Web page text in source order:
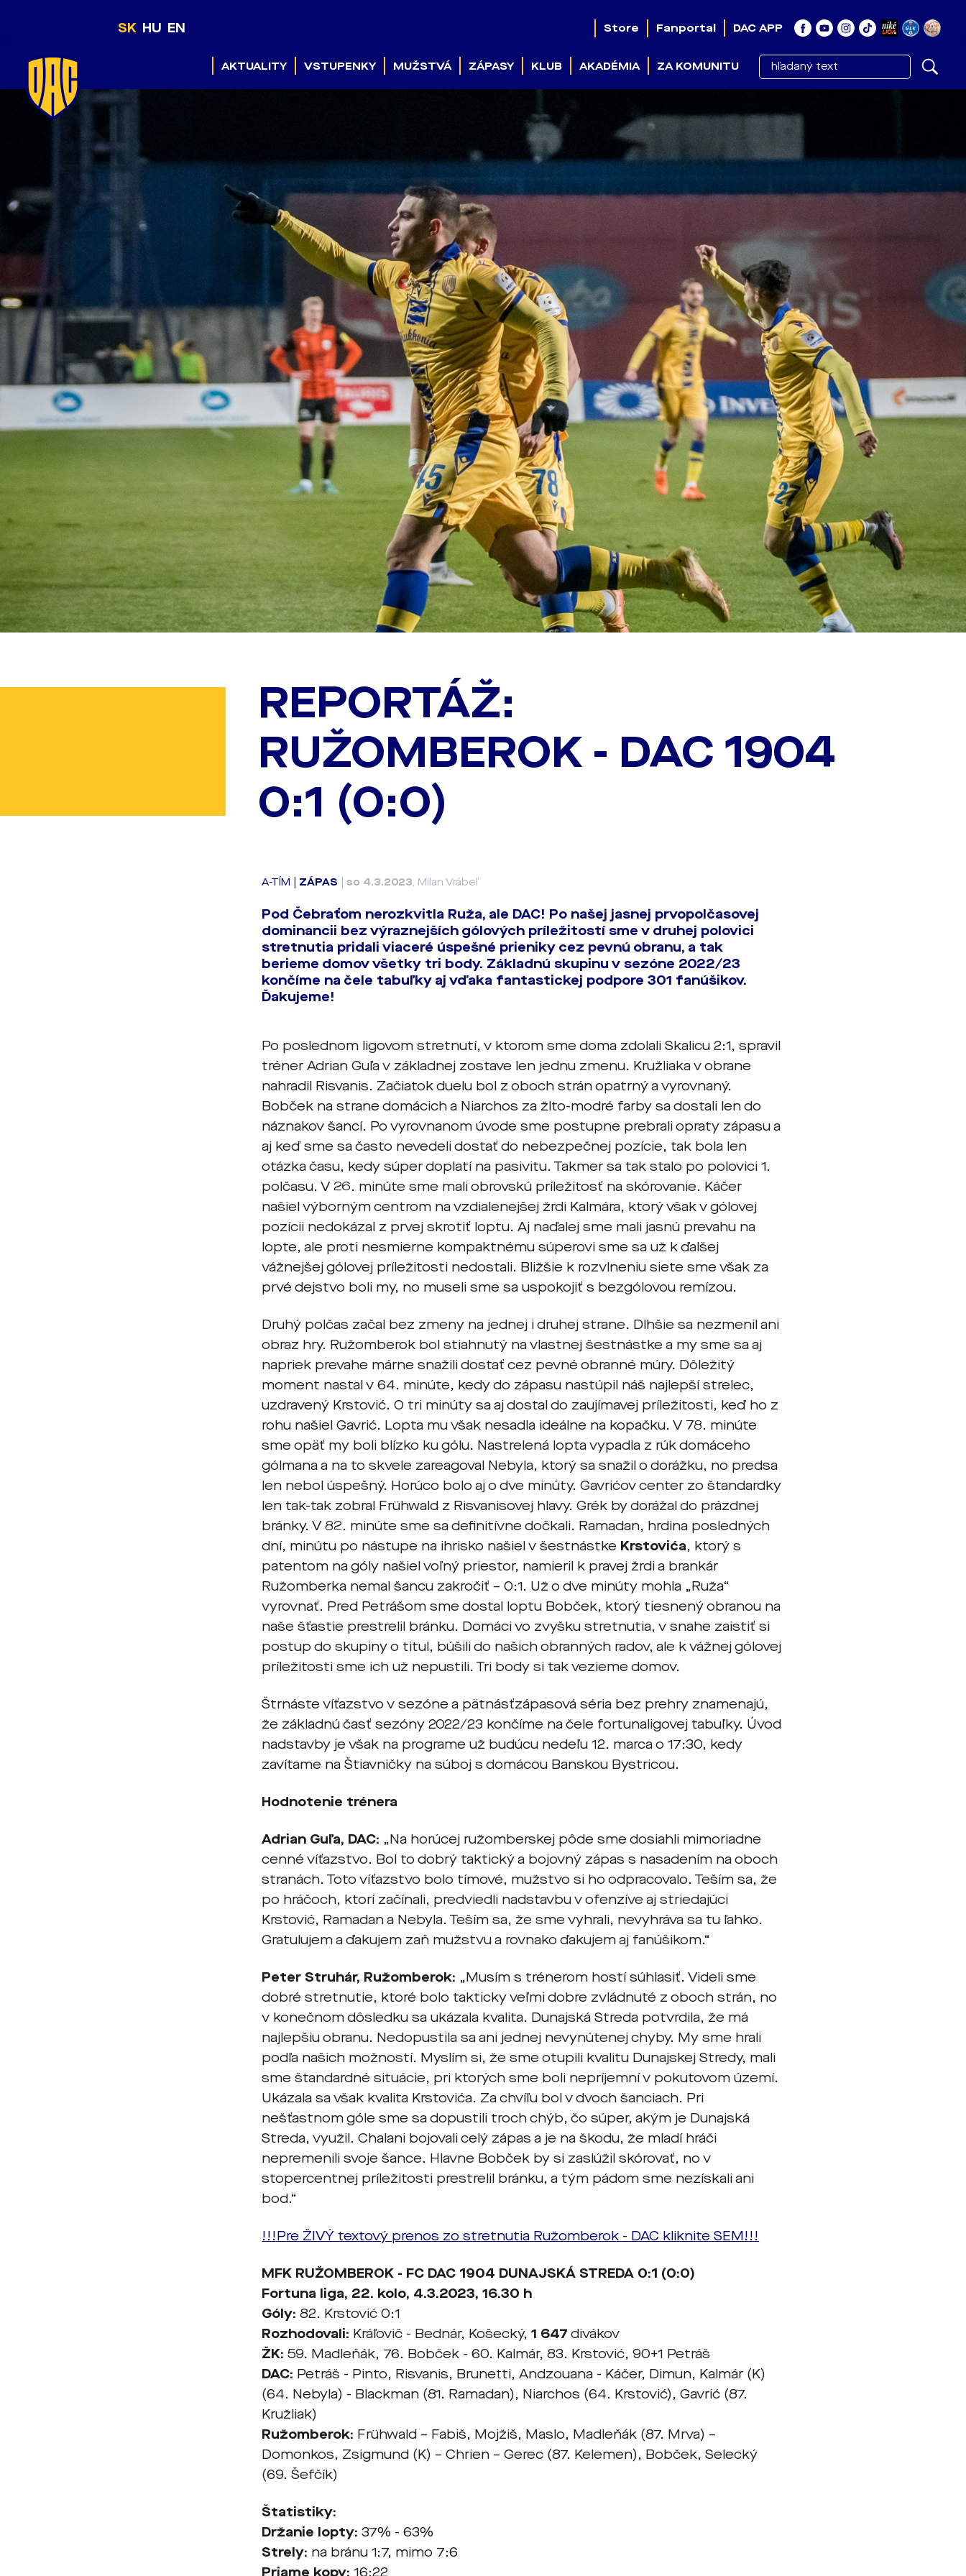
SK HU EN Store Fanportal DAC APP
AKTUALITY VSTUPENKY MUŽSTVÁ ZÁPASY KLUB AKADÉMIA ZA KOMUNITU
REPORTÁŽ:
RUŽOMBEROK - DAC 1904
0:1 (0:0)
A-TÍM ZÁPAS |so 4.3.2023, Milan Vrábeľ
Pod Čebraťom nerozkvitla Ruža, ale DAC! Po našej jasnej prvopolčasovej
dominancii bez výraznejších gólových príležitostí sme v druhej polovici
stretnutia pridali viaceré úspešné prieniky cez pevnú obranu, a tak
berieme domov všetky tri body. Základnú skupinu v sezóne 2022/23
končíme na čele tabuľky aj vďaka fantastickej podpore 301 fanúšikov.
Ďakujeme!
Po poslednom ligovom stretnutí, v ktorom sme doma zdolali Skalicu 2:1, spravil
tréner Adrian Guľa v základnej zostave len jednu zmenu. Kružliaka v obrane
nahradil Risvanis. Začiatok duelu bol z oboch strán opatrný a vyrovnaný.
Bobček na strane domácich a Niarchos za žlto-modré farby sa dostali len do
náznakov šancí. Po vyrovnanom úvode sme postupne prebrali opraty zápasu a
aj keď sme sa často nevedeli dostať do nebezpečnej pozície, tak bola len
otázka času, kedy súper doplatí na pasivitu. Takmer sa tak stalo po polovici 1.
polčasu. V 26. minúte sme mali obrovskú príležitosť na skórovanie. Káčer
našiel výborným centrom na vzdialenejšej žrdi Kalmára, ktorý však v gólovej
pozícii nedokázal z prvej skrotiť loptu. Aj naďalej sme mali jasnú prevahu na
lopte, ale proti nesmierne kompaktnému súperovi sme sa už k ďalšej
vážnejšej gólovej príležitosti nedostali. Bližšie k rozvlneniu siete sme však za
prvé dejstvo boli my, no museli sme sa uspokojiť s bezgólovou remízou.
Druhý polčas začal bez zmeny na jednej i druhej strane. Dlhšie sa nezmenil ani
obraz hry. Ružomberok bol stiahnutý na vlastnej šestnástke a my sme sa aj
napriek prevahe márne snažili dostať cez pevné obranné múry. Dôležitý
moment nastal v 64. minúte, kedy do zápasu nastúpil náš najlepší strelec,
uzdravený Krstović. O tri minúty sa aj dostal do zaujímavej príležitosti, keď ho z
rohu našiel Gavrić. Lopta mu však nesadla ideálne na kopačku. V 78. minúte
sme opäť my boli blízko ku gólu. Nastrelená lopta vypadla z rúk domáceho
gólmana a na to skvele zareagoval Nebyla, ktorý sa snažil o dorážku, no predsa
len nebol úspešný. Horúco bolo aj o dve minúty. Gavrićov center zo štandardky
len tak-tak zobral Frühwald z Risvanisovej hlavy. Grék by dorážal do prázdnej
bránky. V 82. minúte sme sa definitívne dočkali. Ramadan, hrdina posledných
dní, minútu po nástupe na ihrisko našiel v šestnástke Krstovića, ktorý s
patentom na góly našiel voľný priestor, namieril k pravej žrdi a brankár
Ružomberka nemal šancu zakročiť – 0:1. Už o dve minúty mohla „Ruža“
vyrovnať. Pred Petrášom sme dostal loptu Bobček, ktorý tiesnený obranou na
naše šťastie prestrelil bránku. Domáci vo zvyšku stretnutia, v snahe zaistiť si
postup do skupiny o titul, búšili do našich obranných radov, ale k vážnej gólovej
príležitosti sme ich už nepustili. Tri body si tak vezieme domov.
Štrnáste víťazstvo v sezóne a pätnásťzápasová séria bez prehry znamenajú,
že základnú časť sezóny 2022/23 končíme na čele fortunaligovej tabuľky. Úvod
nadstavby je však na programe už budúcu nedeľu 12. marca o 17:30, kedy
zavítame na Štiavničky na súboj s domácou Banskou Bystricou.
Hodnotenie trénera
Adrian Guľa, DAC: „Na horúcej ružomberskej pôde sme dosiahli mimoriadne
cenné víťazstvo. Bol to dobrý taktický a bojovný zápas s nasadením na oboch
stranách. Toto víťazstvo bolo tímové, mužstvo si ho odpracovalo. Teším sa, že
po hráčoch, ktorí začínali, predviedli nadstavbu v ofenzíve aj striedajúci
Krstović, Ramadan a Nebyla. Teším sa, že sme vyhrali, nevyhráva sa tu ľahko.
Gratulujem a ďakujem zaň mužstvu a rovnako ďakujem aj fanúšikom.“
Peter Struhár, Ružomberok: „Musím s trénerom hostí súhlasiť. Videli sme
dobré stretnutie, ktoré bolo takticky veľmi dobre zvládnuté z oboch strán, no
v konečnom dôsledku sa ukázala kvalita. Dunajská Streda potvrdila, že má
najlepšiu obranu. Nedopustila sa ani jednej nevynútenej chyby. My sme hrali
podľa našich možností. Myslím si, že sme otupili kvalitu Dunajskej Stredy, mali
sme štandardné situácie, pri ktorých sme boli nepríjemní v pokutovom území.
Ukázala sa však kvalita Krstovića. Za chvíľu bol v dvoch šanciach. Pri
nešťastnom góle sme sa dopustili troch chýb, čo súper, akým je Dunajská
Streda, využil. Chalani bojovali celý zápas a je na škodu, že mladí hráči
nepremenili svoje šance. Hlavne Bobček by si zaslúžil skórovať, no v
stopercentnej príležitosti prestrelil bránku, a tým pádom sme nezískali ani
bod.“
!!!Pre ŽIVÝ textový prenos zo stretnutia Ružomberok - DAC kliknite SEM!!!
MFK RUŽOMBEROK - FC DAC 1904 DUNAJSKÁ STREDA 0:1 (0:0)
Fortuna liga, 22. kolo, 4.3.2023, 16.30 h
Góly: 82. Krstović 0:1
Rozhodovali: Kráľovič - Bednár, Košecký,1 647 divákov
ŽK: 59. Madleňák, 76. Bobček - 60. Kalmár, 83. Krstović, 90+1 Petráš
DAC: Petráš - Pinto, Risvanis, Brunetti, Andzouana - Káčer, Dimun, Kalmár (K)
(64. Nebyla) - Blackman (81. Ramadan), Niarchos (64. Krstović), Gavrić (87.
Kružliak)
Ružomberok: Frühwald – Fabiš, Mojžiš, Maslo, Madleňák (87. Mrva) –
Domonkos, Zsigmund (K) – Chrien – Gerec (87. Kelemen), Bobček, Selecký
(69. Šefčík)
Štatistiky:
Držanie lopty:37% - 63%
Strely: na bránu 1:7, mimo 7:6
Priame kopy: 16:22